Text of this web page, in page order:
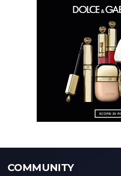
COMMUNITY